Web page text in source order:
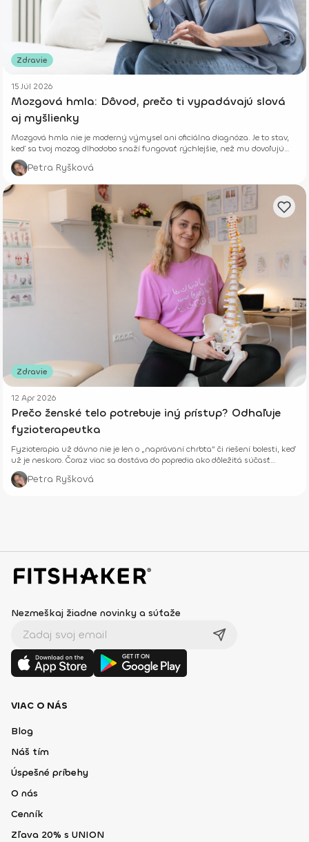
Zdravie
15 Júl 2026
Mozgová hmla: Dôvod, prečo ti vypadávajú slová
aj myšlienky
Mozgová hmla nie je moderný výmysel ani oficiálna diagnóza. Je to stav,
keď sa tvoj mozog dlhodobo snaží fungovať rýchlejšie, než mu dovoľujú
jeho biologické limity.
Petra Ryšková
Zdravie
12 Apr 2026
Prečo ženské telo potrebuje iný prístup? Odhaľuje
fyzioterapeutka
Fyzioterapia už dávno nie je len o „naprávaní chrbta“ či riešení bolesti, keď
už je neskoro. Čoraz viac sa dostáva do popredia ako dôležitá súčasť
prevencie, starostlivosti o telo aj celkového zdravia – fyzického aj
psychického.
Petra Ryšková
Nezmeškaj žiadne novinky a súťaže
VIAC O NÁS
Blog
Náš tím
Úspešné príbehy
O nás
Cenník
Zľava 20% s UNION